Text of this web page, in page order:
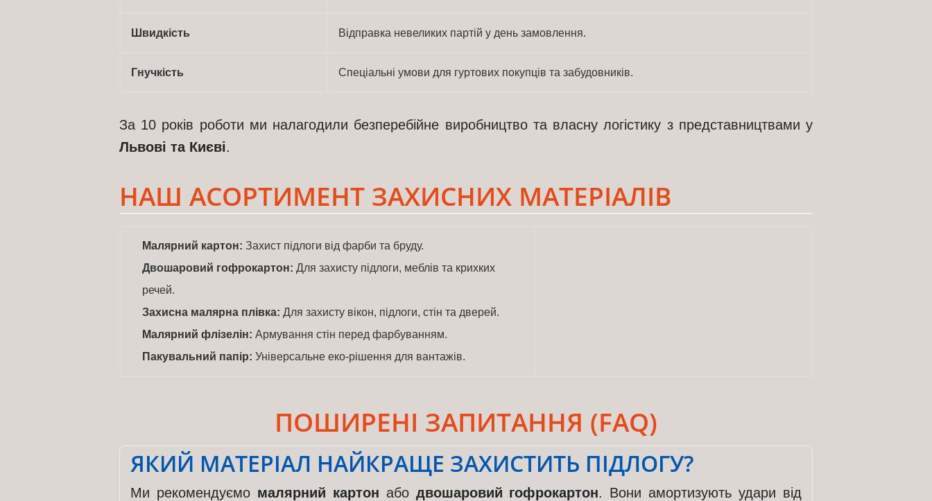
Швидкість Відправка невеликих партій у день замовлення.
Гнучкість Спеціальні умови для гуртових покупців та забудовників.
За 10 років роботи ми налагодили безперебійне виробництво та власну логістику з представництвами у
Львові та Києві.
НАШ АСОРТИМЕНТ ЗАХИСНИХ МАТЕРІАЛІВ
Малярний картон: Захист підлоги від фарби та бруду.
Двошаровий гофрокартон: Для захисту підлоги, меблів та крихких
речей.
Захисна малярна плівка: Для захисту вікон, підлоги, стін та дверей.
Малярний флізелін: Армування стін перед фарбуванням.
Пакувальний папір: Універсальне еко-рішення для вантажів.
ПОШИРЕНІ ЗАПИТАННЯ (FAQ)
ЯКИЙ МАТЕРІАЛ НАЙКРАЩЕ ЗАХИСТИТЬ ПІДЛОГУ?
Ми рекомендуємо малярний картон або двошаровий гофрокартон. Вони амортизують удари від